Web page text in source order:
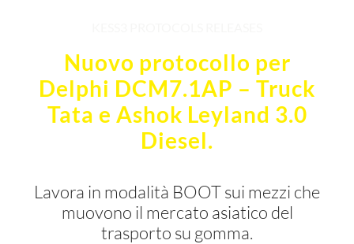
Nuovo protocollo per
Delphi DCM7.1AP – Truck
Tata e Ashok Leyland 3.0
Diesel.
Lavora in modalità BOOT sui mezzi che
muovono il mercato asiatico del
trasporto su gomma.